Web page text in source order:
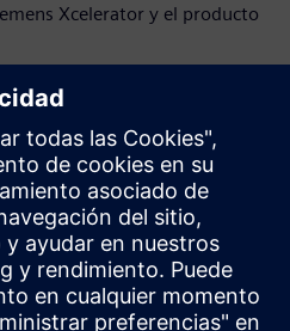
Xcelerator y el producto
conjunta software y hardware
en Siemens Xcelerator
un producto o solución
al cliente a implementarlo,